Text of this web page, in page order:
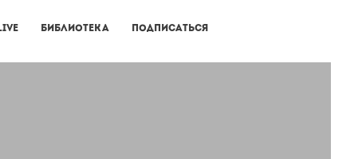
Live Библиотека Подписаться